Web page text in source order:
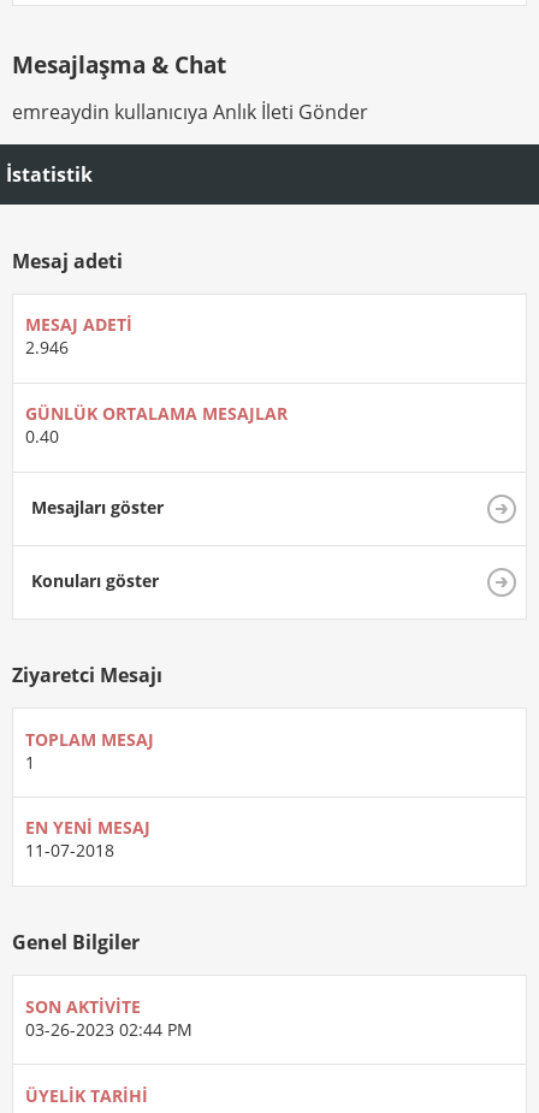
Mesajlaşma & Chat
emreaydin kullanıcıya Anlık İleti Gönder
İstatistik
Mesaj adeti
MESAJ ADETI
2.946
GÜNLÜK ORTALAMA MESAJLAR
0.40
Mesajları göster
Konuları göster
Ziyaretci Mesajı
TOPLAM MESAJ
1
EN YENI MESAJ
11-07-2018
Genel Bilgiler
SON AKTIVITE
03-26-2023 02:44 PM
ÜYELIK TARIHI